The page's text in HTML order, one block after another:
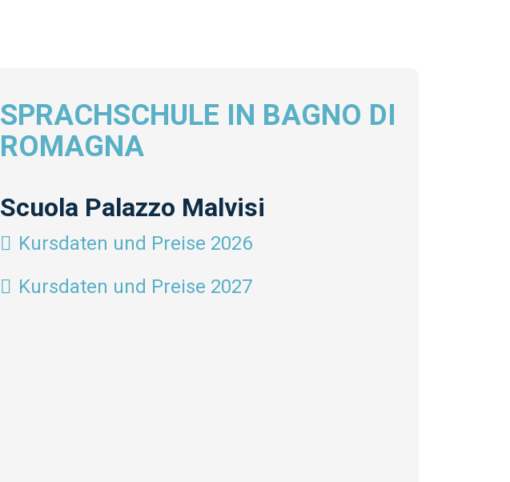
SPRACHSCHULE IN BAGNO DI
ROMAGNA
Scuola Palazzo Malvisi
Kursdaten und Preise 2026
Kursdaten und Preise 2027